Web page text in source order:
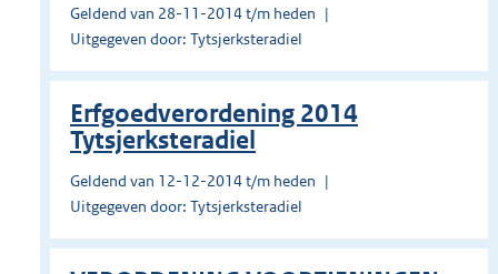
Geldend van 28-11-2014 t/m heden
Uitgegeven door: Tytsjerksteradiel
Erfgoedverordening 2014
Tytsjerksteradiel
Geldend van 12-12-2014 t/m heden
Uitgegeven door: Tytsjerksteradiel